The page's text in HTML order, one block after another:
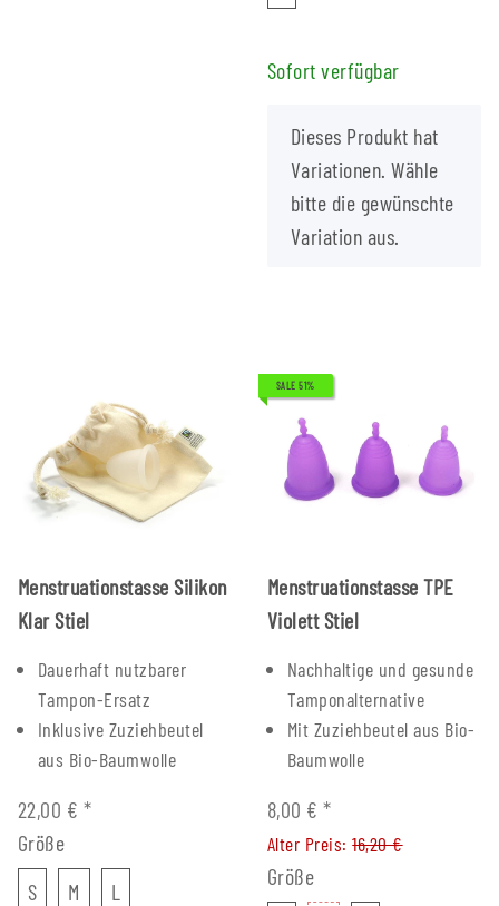
Sofort verfügbar
x
Dieses Produkt hat
Variationen. Wähle
bitte die gewünschte
Variation aus.
Menstruationstasse Silikon
Klar Stiel
Dauerhaft nutzbarer
Tampon-Ersatz
Inklusive Zuziehbeutel
aus Bio-Baumwolle
22,00 € *
Größe
SS M L
SALE 51%
Menstruationstasse TPE
Violett Stiel
Nachhaltige und gesunde
Tamponalternative
Mit Zuziehbeutel aus Bio-
Baumwolle
8,00 €*
Alter Preis:16,20 €
Größe